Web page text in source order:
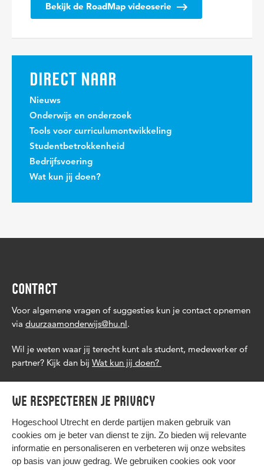
We respecteren je privacy
Hogeschool Utrecht en derde partijen maken gebruik van
cookies om je beter van dienst te zijn. Zo bieden wij relevante
informatie en personaliseren en verbeteren wij onze websites
op basis van jouw gedrag. We gebruiken cookies ook voor
Bekijk de RoadMap videoserie
DIRECT NAAR
Nieuws
Onderwijs en onderzoek
Tools voor curriculumontwikkeling
Studentbetrokkenheid
Bedrijfsvoering
Wat kun jij doen?
CONTACT
Voor algemene vragen of suggesties kun je contact opnemen
via duurzaamonderwijs@hu.nl.
Wil je weten waar jij terecht kunt als student, medewerker of
partner? Kijk dan bij Wat kun jij doen?